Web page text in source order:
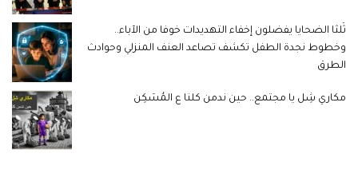
ثُلثا الضحايا يفضلون إخفاء التهديدات خوفا من الآباء..
وخطوط نجدة الطفل تكشف تصاعد العنف المنزلي وحوادث
الطرق
مكاري شِل يا مجتمع.. حين ندمن كلنا ع المُسَكِن